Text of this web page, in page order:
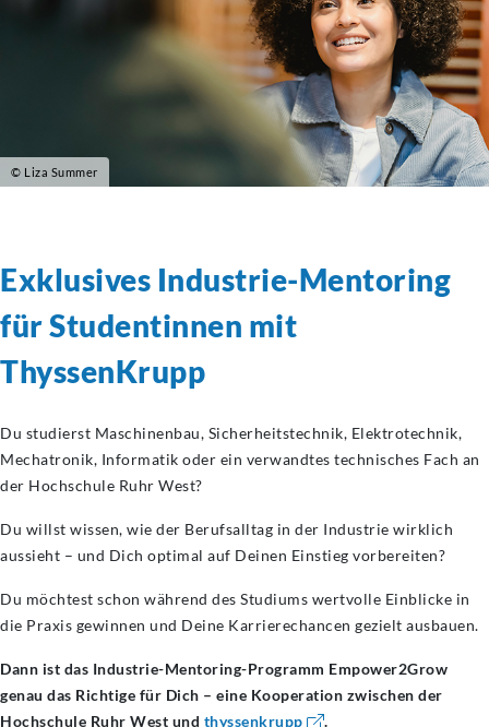
© Liza Summer
Exklusives Industrie-Mentoring
für Studentinnen mit
ThyssenKrupp
Du studierst Maschinenbau, Sicherheitstechnik, Elektrotechnik,
Mechatronik, Informatik oder ein verwandtes technisches Fach an
der Hochschule Ruhr West?
Du willst wissen, wie der Berufsalltag in der Industrie wirklich
aussieht – und Dich optimal auf Deinen Einstieg vorbereiten?
Du möchtest schon während des Studiums wertvolle Einblicke in
die Praxis gewinnen und Deine Karrierechancen gezielt ausbauen.
Dann ist das Industrie-Mentoring-Programm Empower2Grow
genau das Richtige für Dich – eine Kooperation zwischen der
Hochschule Ruhr West und thyssenkrupp .